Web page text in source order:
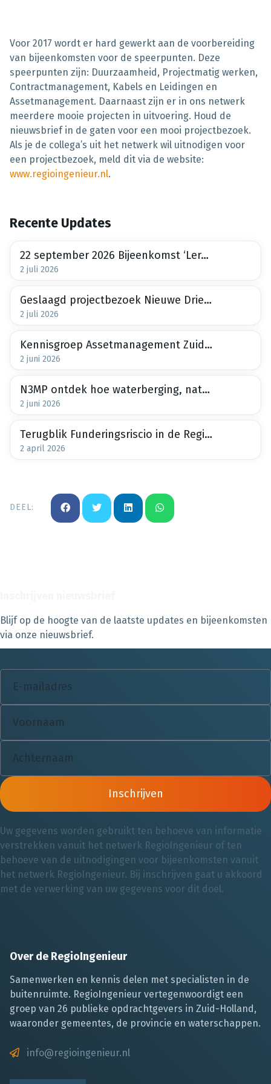
Voor 2017 wordt er hard gewerkt aan de voorbereiding
van bijeenkomsten voor de speerpunten. Deze
speerpunten zijn: Duurzaamheid, Projectmatig werken,
Contractmanagement, Kabels en Leidingen en
Assetmanagement. Daarnaast zijn er in ons netwerk
meerdere mooie projecten in uitvoering. Houd de
nieuwsbrief in de gaten voor een mooi projectbezoek.
Als je de collega’s uit het netwerk wil uitnodigen voor
een projectbezoek, meld dit via de website:
www.regioingenieur.nl.
Recente Updates
22 september 2026 Bijeenkomst ‘Lerend netwerk Bodemdalingbestendige Nieuwbouw maakt meter
2 juli 2026
Geslaagd projectbezoek Nieuwe Driemanspolder
2 juli 2026
Kennisgroep Assetmanagement Zuid-Holland, 2e bijeenkomst 30 juni 2026
2 juni 2026
N3MP ontdek hoe waterberging, natuur en recreatie samenkomen tijdens het projectbezoek op 24 juni
2 juni 2026
Terugblik Funderingsriscio in de Regio 26 maart 2026
2 april 2026
DEEL:
Blijf op de hoogte van de laatste updates en bijeenkomsten
via onze nieuwsbrief.
Inschrijven
Uw gegevens worden gebruikt ten behoeve van informatie
verstrekken vanuit het netwerk RegioIngenieur of ten
behoeve van de uitnodigingen voor bijeenkomsten vanuit
het netwerk RegioIngenieur. Bij inschrijven gaat u akkoord
met de verwerking van uw gegevens voor dit doel.
Over de RegioIngenieur
Samenwerken en kennis delen met specialisten in de
buitenruimte. RegioIngenieur vertegenwoordigt een
groep van 26 publieke opdrachtgevers in Zuid-Holland,
waaronder gemeentes, de provincie en waterschappen.
info@regioingenieur.nl